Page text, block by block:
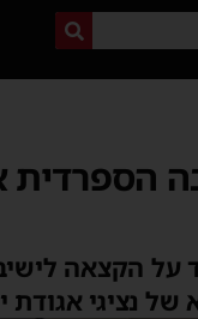
הספרדית
על הקצאה
נציגי אגודת